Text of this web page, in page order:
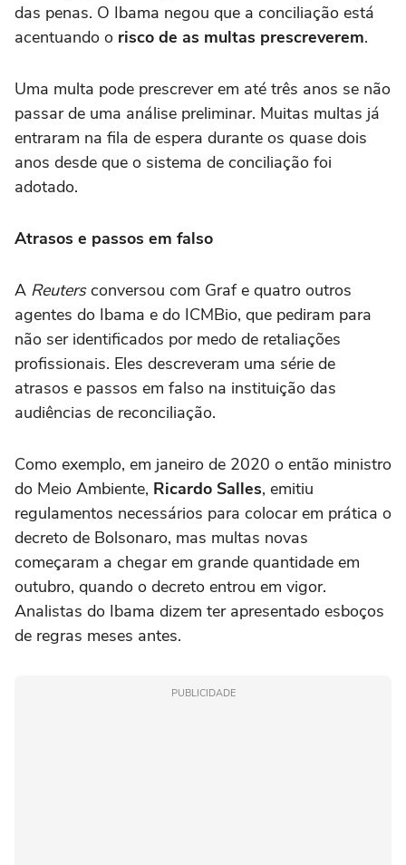
das penas. O Ibama negou que a conciliação está
acentuando o risco de as multas prescreverem.
Uma multa pode prescrever em até três anos se não
passar de uma análise preliminar. Muitas multas já
entraram na fila de espera durante os quase dois
anos desde que o sistema de conciliação foi
adotado.
Atrasos e passos em falso
A Reutersconversou com Graf e quatro outros
agentes do Ibama e do ICMBio, que pediram para
não ser identificados por medo de retaliações
profissionais. Eles descreveram uma série de
atrasos e passos em falso na instituição das
audiências de reconciliação.
Como exemplo, em janeiro de 2020 o então ministro
do Meio Ambiente, Ricardo Salles, emitiu
regulamentos necessários para colocar em prática o
decreto de Bolsonaro, mas multas novas
começaram a chegar em grande quantidade em
outubro, quando o decreto entrou em vigor.
Analistas do Ibama dizem ter apresentado esboços
de regras meses antes.
PUBLICIDADE